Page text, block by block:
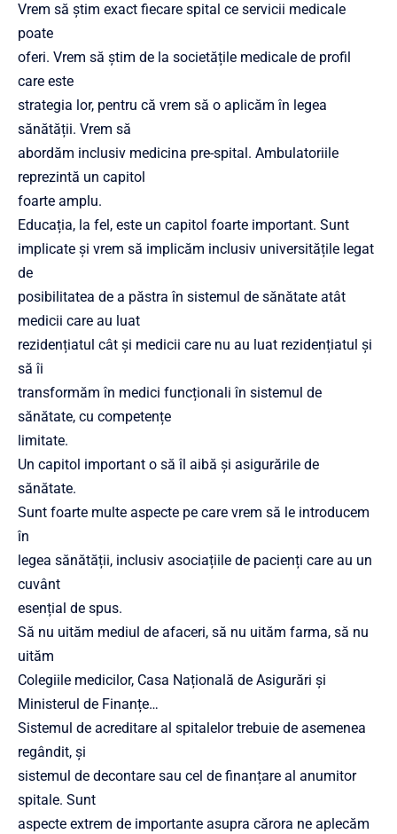
Vrem să știm exact fiecare spital ce servicii medicale
poate
oferi. Vrem să știm de la societățile medicale de profil
care este
strategia lor, pentru că vrem să o aplicăm în legea
sănătății. Vrem să
abordăm inclusiv medicina pre-spital. Ambulatoriile
reprezintă un capitol
foarte amplu.
Educația, la fel, este un capitol foarte important. Sunt
implicate și vrem să implicăm inclusiv universitățile legat
de
posibilitatea de a păstra în sistemul de sănătate atât
medicii care au luat
rezidențiatul cât și medicii care nu au luat rezidențiatul și
să îi
transformăm în medici funcționali în sistemul de
sănătate, cu competențe
limitate.
Un capitol important o să îl aibă și asigurările de
sănătate.
Sunt foarte multe aspecte pe care vrem să le introducem
în
legea sănătății, inclusiv asociațiile de pacienți care au un
cuvânt
esențial de spus.
Să nu uităm mediul de afaceri, să nu uităm farma, să nu
uităm
Colegiile medicilor, Casa Națională de Asigurări și
Ministerul de Finanțe…
Sistemul de acreditare al spitalelor trebuie de asemenea
regândit, și
sistemul de decontare sau cel de finanțare al anumitor
spitale. Sunt
aspecte extrem de importante asupra cărora ne aplecăm